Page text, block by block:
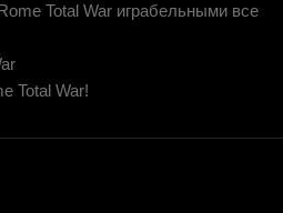
Total War играбельными все
Total War!